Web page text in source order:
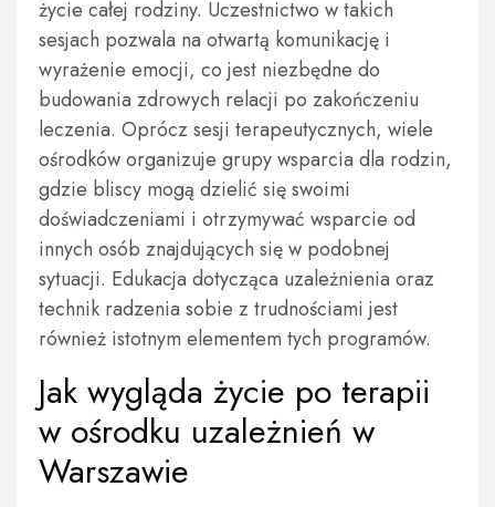
życie całej rodziny. Uczestnictwo w takich
sesjach pozwala na otwartą komunikację i
wyrażenie emocji, co jest niezbędne do
budowania zdrowych relacji po zakończeniu
leczenia. Oprócz sesji terapeutycznych, wiele
ośrodków organizuje grupy wsparcia dla rodzin,
gdzie bliscy mogą dzielić się swoimi
doświadczeniami i otrzymywać wsparcie od
innych osób znajdujących się w podobnej
sytuacji. Edukacja dotycząca uzależnienia oraz
technik radzenia sobie z trudnościami jest
również istotnym elementem tych programów.
Jak wygląda życie po terapii
w ośrodku uzależnień w
Warszawie